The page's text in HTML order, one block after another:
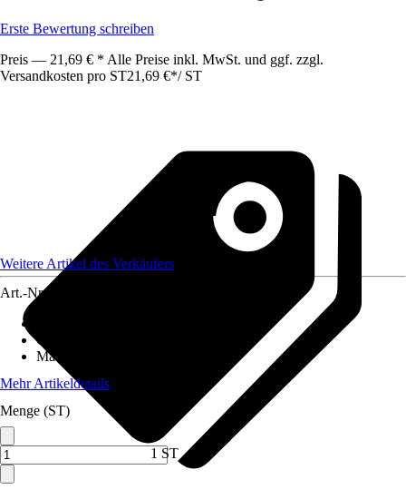
Erste Bewertung schreiben
Preis — 21,69 € * Alle Preise inkl. MwSt. und ggf. zzgl.
Versandkosten pro ST21,69 €*/ ST
Weitere Artikel des Verkäufers
Art.-Nr.
Grundfarbe
Material
Mehr Artikeldetails
Menge (ST)
1 ST